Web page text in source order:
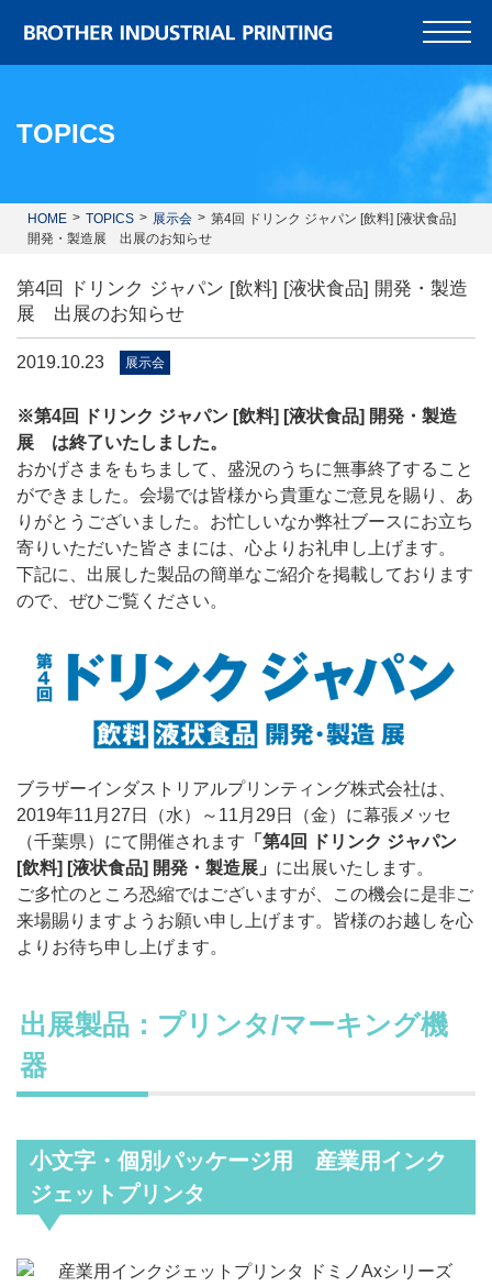
TOPICS
HOME TOPICS 展示会
第4回 ドリンク ジャパン [飲料] [液状食品]
開発・製造展 出展のお知らせ
第4回 ドリンク ジャパン [飲料] [液状食品] 開発・製造
展 出展のお知らせ
2019.10.23 展示会
※第4回 ドリンク ジャパン [飲料] [液状食品] 開発・製造
展 は終了いたしました。
おかげさまをもちまして、盛況のうちに無事終了すること
ができました。会場では皆様から貴重なご意見を賜り、あ
りがとうございました。お忙しいなか弊社ブースにお立ち
寄りいただいた皆さまには、心よりお礼申し上げます。
下記に、出展した製品の簡単なご紹介を掲載しております
ので、ぜひご覧ください。
ブラザーインダストリアルプリンティング株式会社は、
2019年11月27日（水）～11月29日（金）に幕張メッセ
（千葉県）にて開催されます 「第4回 ドリンク ジャパン
[飲料] [液状食品] 開発・製造展」 に出展いたします。
ご多忙のところ恐縮ではございますが、この機会に是非ご
来場賜りますようお願い申し上げます。皆様のお越しを心
よりお待ち申し上げます。
出展製品：プリンタ/マーキング機
器
小文字・個別パッケージ用 産業用インク
ジェットプリンタ